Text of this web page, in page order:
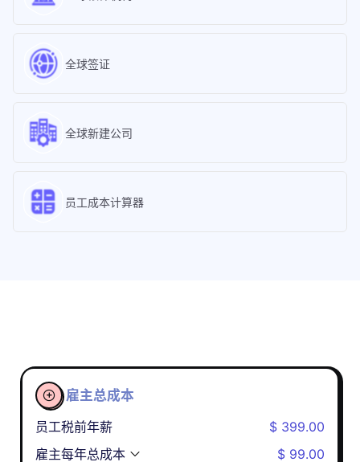
全球签证
全球新建公司
员工成本计算器

雇主总成本
员工税前年薪
$ 399.00
雇主每年总成本
$ 99.00